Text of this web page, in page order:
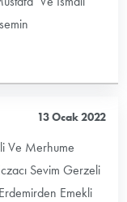
13 Ocak 2022
Ve Merhume
Sevim Gerzeli
Emekli